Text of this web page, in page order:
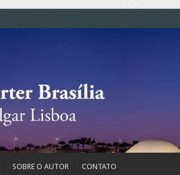
SOBRE O AUTOR CONTATO